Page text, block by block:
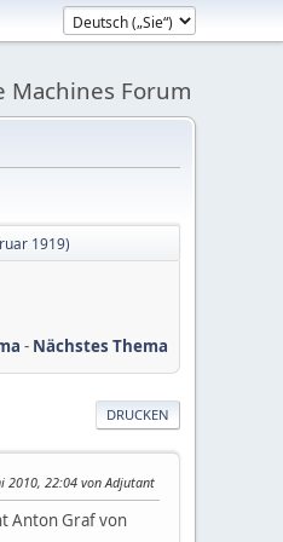
1919)
- Nächstes Thema
DRUCKEN
2010, 22:04 von Adjutant
Anton Graf von